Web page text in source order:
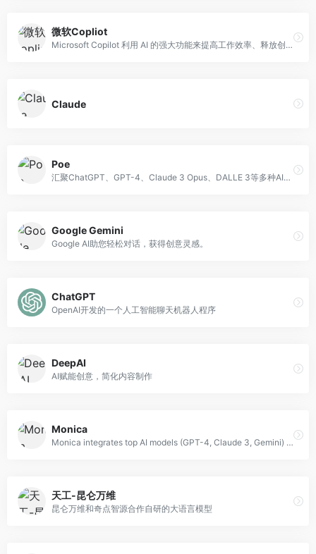
微软Copliot
Microsoft Copilot 利用 AI 的强大功能来提高工作效率、释放创造力，并通过简单的聊天体验帮助你更好地理解信息。
Claude
Poe
汇聚ChatGPT、GPT-4、Claude 3 Opus、DALLE 3等多种AI，为你提供快速、高效的聊天体验。
Google Gemini
Google AI助您轻松对话，获得创意灵感。
ChatGPT
OpenAI开发的一个人工智能聊天机器人程序
DeepAI
AI赋能创意，简化内容制作
Monica
Monica integrates top AI models (GPT-4, Claude 3, Gemini) for one-click chat, search, writing, coding and more. Try it on Chrome, Edge, or our APP.
天工-昆仑万维
昆仑万维和奇点智源合作自研的大语言模型